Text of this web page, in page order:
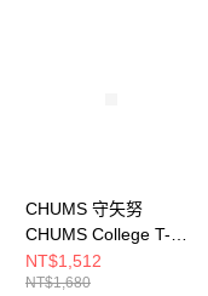
CHUMS 守矢努
CHUMS College T-
Shirt 男 短袖上衣 白色
CH012793W001
NT$1,512
NT$1,680